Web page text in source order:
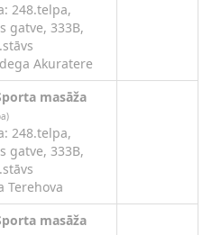
248.telpa,
gatve, 333B,
Akuratere
masāža
248.telpa,
gatve, 333B,
Terehova
masāža